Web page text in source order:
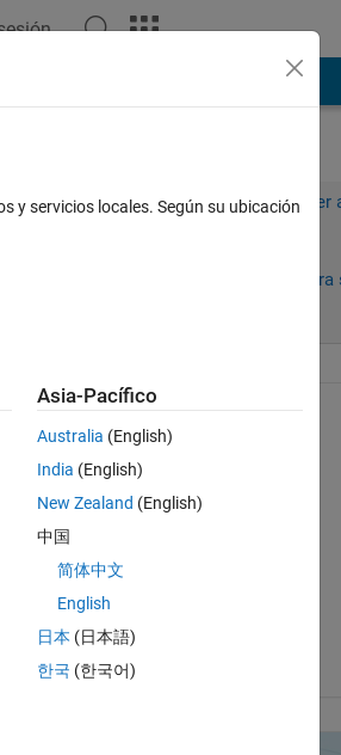
Iniciar sesión para responder
Iniciar sesión para
masoud jiryaei
el 30 de Sept. de 2019
el 1 de Oct. de 2019
Aceptada:
y servicios locales. Según su ubicación
Asia-Pacífico
Australia (English)
India (English)
New Zealand (English)
中国
简体中文
English
日本 (日本語)
한국 (한국어)